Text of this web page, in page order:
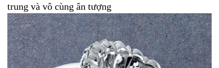
trung và vô cùng ân tượng